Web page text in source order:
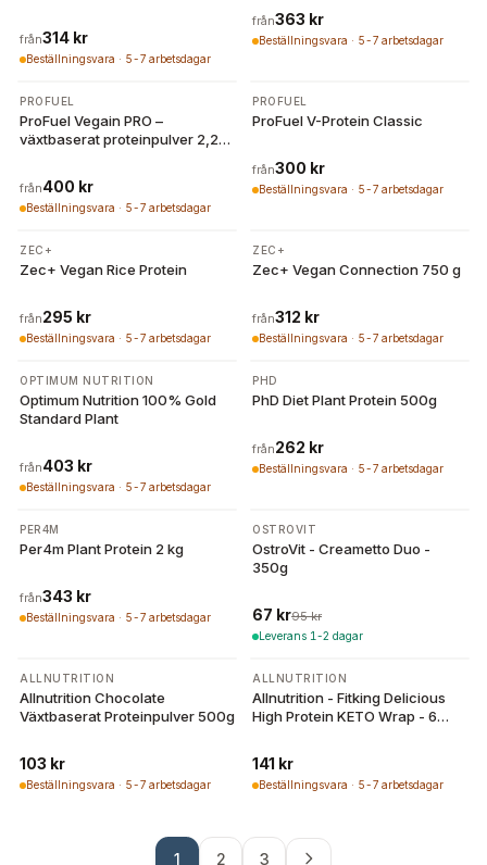
från314 kr
Beställningsvara · 5-7 arbetsdagar
från363 kr
Beställningsvara · 5-7 arbetsdagar
2 varianter
PROFUEL
ProFuel Vegain PRO –
växtbaserat proteinpulver 2,2
från400 kr
Beställningsvara · 5-7 arbetsdagar
7 varianter
PROFUEL
ProFuel V-Protein Classic
från300 kr
Beställningsvara · 5-7 arbetsdagar
4 varianter
ZEC+
Zec+ Vegan Rice Protein
från295 kr
Beställningsvara · 5-7 arbetsdagar
4 varianter
ZEC+
Zec+ Vegan Connection 750 g
från312 kr
Beställningsvara · 5-7 arbetsdagar
2 varianter
OPTIMUM NUTRITION
Optimum Nutrition 100% Gold
Standard Plant
från403 kr
Beställningsvara · 5-7 arbetsdagar
4 varianter
PHD
PhD Diet Plant Protein 500g
från262 kr
Beställningsvara · 5-7 arbetsdagar
10 varianter
PER4M
Per4m Plant Protein 2 kg
från343 kr
Beställningsvara · 5-7 arbetsdagar
-29%
OSTROVIT
OstroVit - Creametto Duo -
350g
67 kr95 kr
Leverans 1-2 dagar
ALLNUTRITION
Allnutrition Chocolate
Växtbaserat Proteinpulver 500g
103 kr
Beställningsvara · 5-7 arbetsdagar
ALLNUTRITION
Allnutrition - Fitking Delicious
High Protein KETO Wrap - 6
141 kr
Beställningsvara · 5-7 arbetsdagar
1 2 3